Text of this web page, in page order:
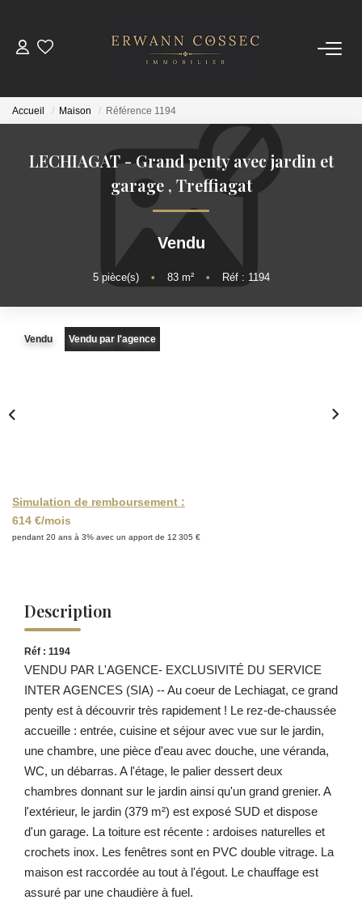
LOUER
ESTIMER
NOTRE AGENCE
CONTACT
Accueil Maison Référence 1194
LECHIAGAT - Grand penty avec jardin et
garage , Treffiagat
Vendu
5pièce(s) • 83m² • Réf : 1194
Vendu Vendu par l'agence
Simulation de remboursement :
614 €/mois
pendant 20 ans à 3% avec un apport de 12 305 €
Description
Réf : 1194
VENDU PAR L'AGENCE- EXCLUSIVITÉ DU SERVICE
INTER AGENCES (SIA) -- Au coeur de Lechiagat, ce grand
penty est à découvrir très rapidement ! Le rez-de-chaussée
accueille : entrée, cuisine et séjour avec vue sur le jardin,
une chambre, une pièce d'eau avec douche, une véranda,
WC, un débarras. A l'étage, le palier dessert deux
chambres donnant sur le jardin ainsi qu'un grand grenier. A
l'extérieur, le jardin (379 m²) est exposé SUD et dispose
d'un garage. La toiture est récente : ardoises naturelles et
crochets inox. Les fenêtres sont en PVC double vitrage. La
maison est raccordée au tout à l'égout. Le chauffage est
assuré par une chaudière à fuel.